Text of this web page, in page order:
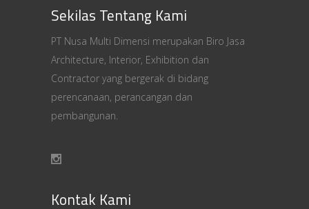
Sekilas Tentang Kami
PT Nusa Multi Dimensi merupakan Biro Jasa
Architecture, Interior, Exhibition dan
Contractor yang bergerak di bidang
perencanaan, perancangan dan
pembangunan.
Kontak Kami